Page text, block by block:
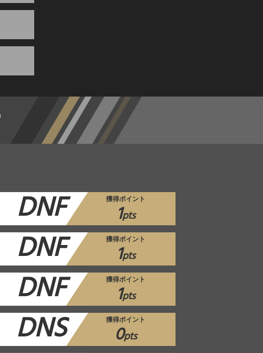
DNF 獲得ポイント
1pts
DNF 獲得ポイント
1pts
DNF 獲得ポイント
1pts
DNS 獲得ポイント
0pts